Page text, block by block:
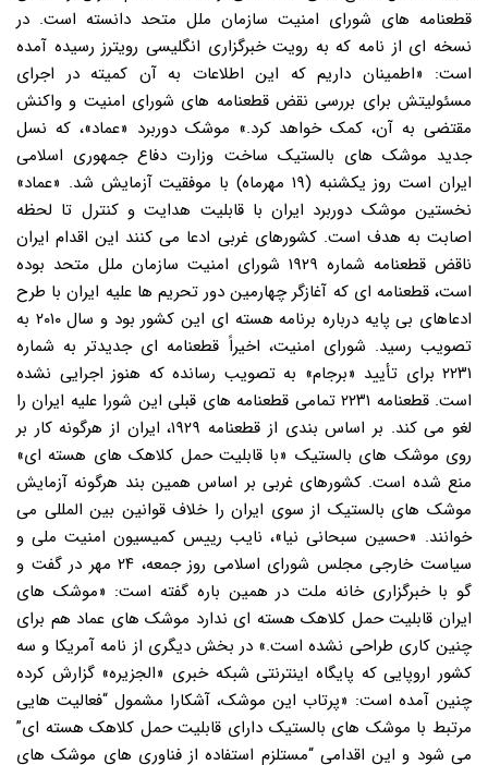
قطعنامه های شورای امنیت سازمان ملل متحد دانسته است. در
نسخه ای از نامه که به رویت خبرگزاری انگلیسی رویترز رسیده آمده
است: «اطمینان داریم که این اطلاعات به آن کمیته در اجرای
مسئولیتش برای بررسی نقض قطعنامه های شورای امنیت و واکنش
مقتضی به آن، کمک خواهد کرد.» موشک دوربرد «عماد»، که نسل
جدید موشک های بالستیک ساخت وزارت دفاع جمهوری اسلامی
ایران است روز یکشنبه (۱۹ مهرماه) با موفقیت آزمایش شد. «عماد»
نخستین موشک دوربرد ایران با قابلیت هدایت و کنترل تا لحظه
اصابت به هدف است. کشورهای غربی ادعا می کنند این اقدام ایران
ناقض قطعنامه شماره ۱۹۲۹ شورای امنیت سازمان ملل متحد بوده
است، قطعنامه ای که آغازگر چهارمین دور تحریم ها علیه ایران با طرح
ادعاهای بی پایه درباره برنامه هسته ای این کشور بود و سال ۲۰۱۰ به
تصویب رسید. شورای امنیت، اخیراً قطعنامه ای جدیدتر به شماره
۲۲۳۱ برای تأیید «برجام» به تصویب رسانده که هنوز اجرایی نشده
است. قطعنامه ۲۲۳۱ تمامی قطعنامه های قبلی این شورا علیه ایران را
لغو می کند. بر اساس بندی از قطعنامه ۱۹۲۹، ایران از هرگونه کار بر
روی موشک های بالستیک «با قابلیت حمل کلاهک های هسته ای»
منع شده است. کشورهای غربی بر اساس همین بند هرگونه آزمایش
موشک های بالستیک از سوی ایران را خلاف قوانین بین المللی می
خوانند. «حسین سبحانی نیا»، نایب رییس کمیسیون امنیت ملی و
سیاست خارجی مجلس شورای اسلامی روز جمعه، ۲۴ مهر در گفت و
گو با خبرگزاری خانه ملت در همین باره گفته است: «موشک های
ایران قابلیت حمل کلاهک هسته ای ندارد موشک های عماد هم برای
چنین کاری طراحی نشده است.» در بخش دیگری از نامه آمریکا و سه
کشور اروپایی که پایگاه اینترنتی شبکه خبری «الجزیره» گزارش کرده
چنین آمده است: «پرتاب این موشک، آشکارا مشمول “فعالیت هایی
مرتبط با موشک های بالستیک دارای قابلیت حمل کلاهک هسته ای”
می شود و این اقدامی “مستلزم استفاده از فناوری های موشک های